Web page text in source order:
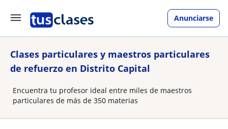
Anunciarse
Clases particulares y maestros particulares
de refuerzo en Distrito Capital
Encuentra tu profesor ideal entre miles de maestros
particulares de más de 350 materias